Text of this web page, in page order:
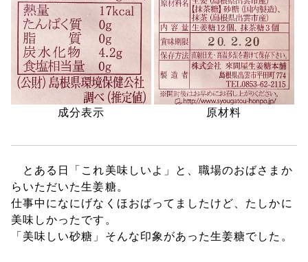
成分表示 原材料
とある日「これ美味しいよ」と、職場のおばさまか
らいただいた生姜糖。
仕事中になにげなくほおばってましたけど、たしかに
美味しかったです。
「美味しい砂糖」そんな印象があった生姜糖でした。